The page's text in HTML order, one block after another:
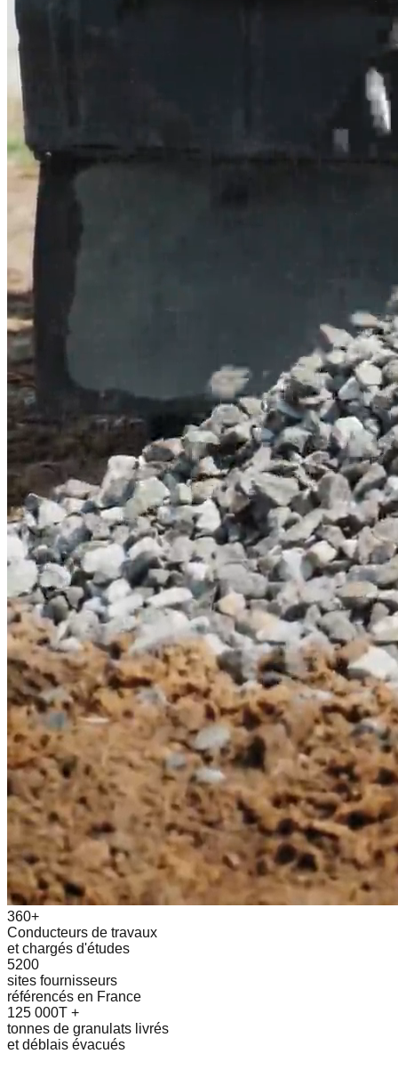
360+
Conducteurs de travaux
et chargés d'études
5200
sites fournisseurs
référencés en France
125 000T +
tonnes de granulats livrés
et déblais évacués